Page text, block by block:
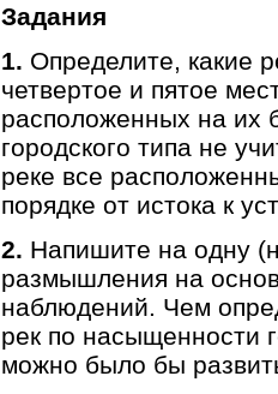
Задания
1. Определите, какие
четвертое и пятое
расположенных на их
городского типа не
реке все
порядке от истока к
2. Напишите на одну
размышления на
наблюдений. Чем
рек по насыщенности
можно было бы